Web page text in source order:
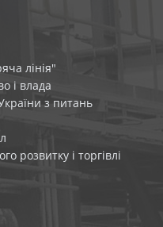
лінія"
і влада
з питань
розвитку і торгівлі